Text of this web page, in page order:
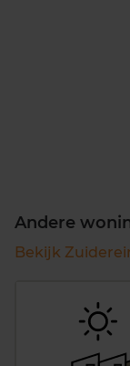
Andere
Bekijk